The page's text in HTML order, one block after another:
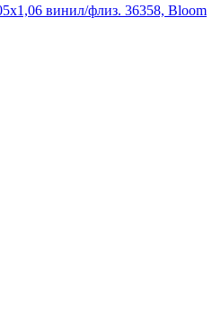
винил/флиз. 36358, Bloom